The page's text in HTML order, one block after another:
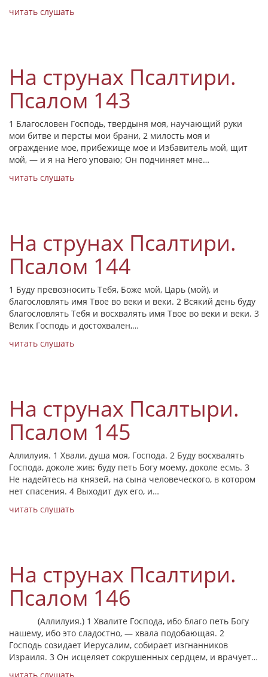
читать слушать
На струнах Псалтири.
Псалом 143
1 Благословен Господь, твердыня моя, научающий руки
мои битве и персты мои брани, 2 милость моя и
ограждение мое, прибежище мое и Избавитель мой, щит
мой, — и я на Него уповаю; Он подчиняет мне…
читать слушать
На струнах Псалтири.
Псалом 144
1 Буду превозносить Тебя, Боже мой, Царь (мой), и
благословлять имя Твое во веки и веки. 2 Всякий день буду
благословлять Тебя и восхвалять имя Твое во веки и веки. 3
Велик Господь и достохвален,…
читать слушать
На струнах Псалтыри.
Псалом 145
Аллилуия. 1 Хвали, душа моя, Господа. 2 Буду восхвалять
Господа, доколе жив; буду петь Богу моему, доколе есмь. 3
Не надейтесь на князей, на сына человеческого, в котором
нет спасения. 4 Выходит дух его, и…
читать слушать
На струнах Псалтири.
Псалом 146
(Аллилуия.) 1 Хвалите Господа, ибо благо петь Богу
нашему, ибо это сладостно, — хвала подобающая. 2
Господь созидает Иерусалим, собирает изгнанников
Израиля. 3 Он исцеляет сокрушенных сердцем, и врачует…